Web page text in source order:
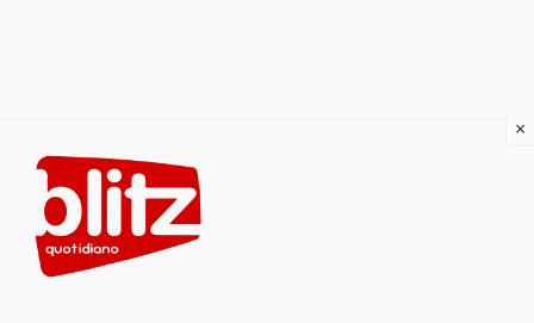
content
×